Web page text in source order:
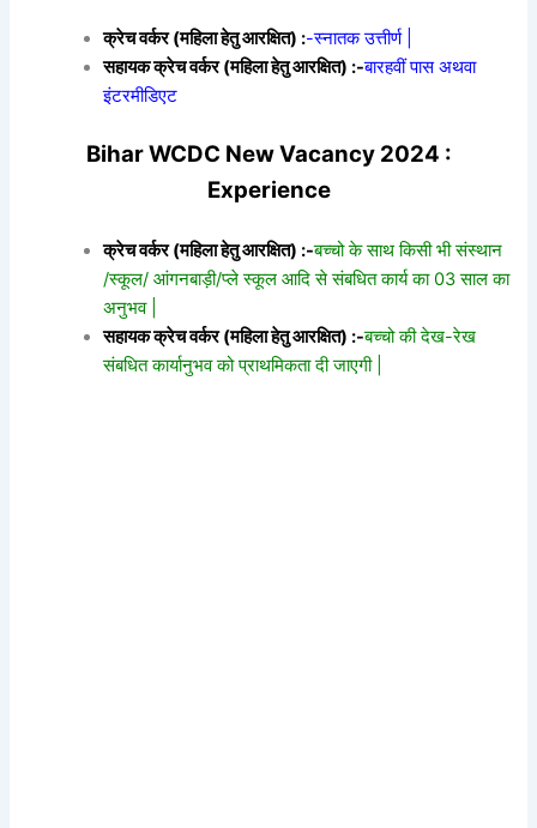
क्रेच वर्कर (महिला हेतु आरक्षित) :-स्नातक उत्तीर्ण |
सहायक क्रेच वर्कर (महिला हेतु आरक्षित) :-बारहवीं पास अथवा
इंटरमीडिएट
Bihar WCDC New Vacancy 2024 :
Experience
क्रेच वर्कर (महिला हेतु आरक्षित) :-बच्चो के साथ किसी भी संस्थान
/स्कूल/ आंगनबाड़ी/प्ले स्कूल आदि से संबधित कार्य का 03 साल का
अनुभव |
सहायक क्रेच वर्कर (महिला हेतु आरक्षित) :-बच्चो की देख-रेख
संबधित कार्यानुभव को प्राथमिकता दी जाएगी |